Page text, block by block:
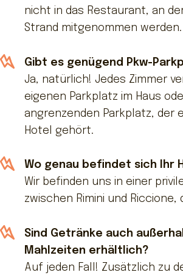
nicht in das Restaurant, an
Strand mitgenommen werden.
Gibt es genügend Pkw-
Ja, natürlich! Jedes Zimmer
eigenen Parkplatz im Haus
angrenzenden Parkplatz, der
Hotel gehört.
Wo genau befindet sich Ihr
Wir befinden uns in einer
zwischen Rimini und Riccione,
Sind Getränke auch
Mahlzeiten erhältlich?
Auf jeden Fall! Zusätzlich zu